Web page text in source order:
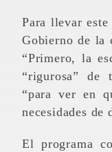
Para llevar este retorno escalonado adelante, el
Gobierno de la
“Primero, la
“rigurosa” de
“para ver en
necesidades
El programa contempla un extenso protocolo